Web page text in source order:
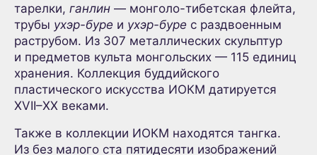
тарелки, ганлин — монголо-тибетская флейта,
трубы ухэр-буре и ухэр-буре с раздвоенным
раструбом. Из 307 металлических скульптур
и предметов культа монгольских — 115 единиц
хранения. Коллекция буддийского
пластического искусства ИОКМ датируется
XVII–XX веками.
Также в коллекции ИОКМ находятся тангка.
Из без малого ста пятидесяти изображений